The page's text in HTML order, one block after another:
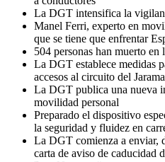
La DGT intensifica la
Manel Ferri, experto en
que se tiene que enfrentar
504 personas han muerto en
La DGT establece medidas
accesos al circuito del
La DGT publica una nueva
movilidad personal
Preparado el dispositivo
la seguridad y fluidez en
La DGT comienza a enviar,
carta de aviso de caducidad